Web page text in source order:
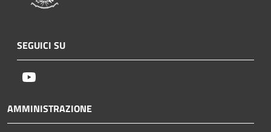
SEGUICI SU
AMMINISTRAZIONE